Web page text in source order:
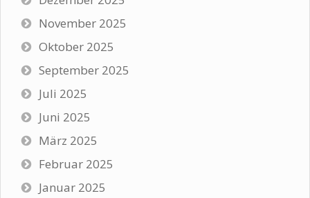
November 2025
Oktober 2025
September 2025
Juli 2025
Juni 2025
März 2025
Februar 2025
Januar 2025